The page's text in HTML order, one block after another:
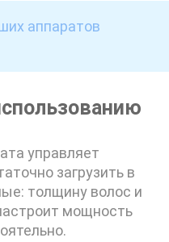
аппаратов
управляет
загрузить в
толщину волос и
мощность